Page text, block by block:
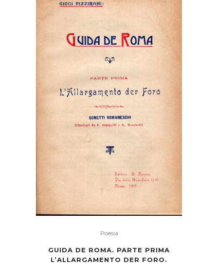
Poesia
GUIDA DE ROMA. PARTE PRIMA
L’ALLARGAMENTO DER FORO.